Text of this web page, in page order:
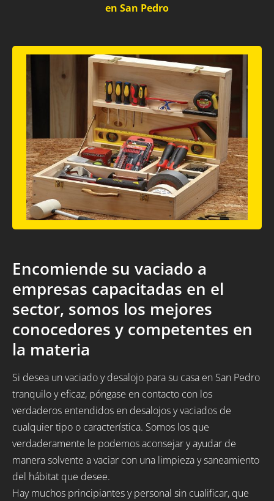
en San Pedro
Encomiende su vaciado a
empresas capacitadas en el
sector, somos los mejores
conocedores y competentes en
la materia
Si desea un vaciado y desalojo para su casa en San Pedro
tranquilo y eficaz, póngase en contacto con los
verdaderos entendidos en desalojos y vaciados de
cualquier tipo o característica. Somos los que
verdaderamente le podemos aconsejar y ayudar de
manera solvente a vaciar con una limpieza y saneamiento
del hábitat que desee.
Hay muchos principiantes y personal sin cualificar, que